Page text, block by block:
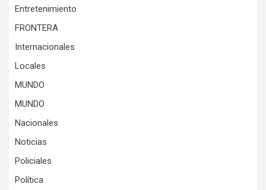
Entretenimiento
FRONTERA
Internacionales
Locales
MUNDO
MUNDO
Nacionales
Noticias
Policiales
Política